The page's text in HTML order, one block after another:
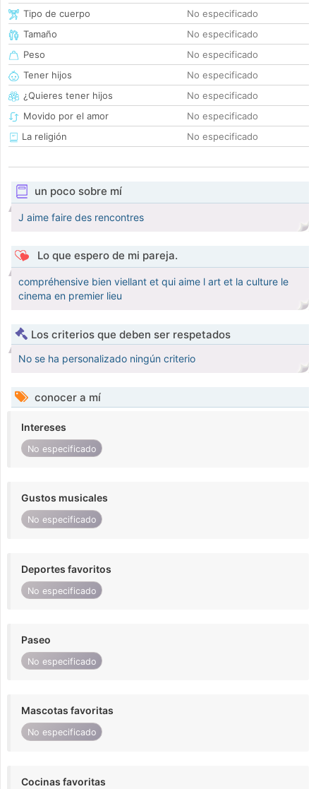
Tipo de cuerpo
No especificado
Tamaño
No especificado
Peso
No especificado
Tener hijos
No especificado
¿Quieres tener hijos
No especificado
Movido por el amor
No especificado
La religión
No especificado
un poco sobre mí
J aime faire des rencontres
Lo que espero de mi pareja.
compréhensive bien viellant et qui aime l art et la culture le
cinema en premier lieu
Los criterios que deben ser respetados
No se ha personalizado ningún criterio
conocer a mí
Intereses
No especificado
Gustos musicales
No especificado
Deportes favoritos
No especificado
Paseo
No especificado
Mascotas favoritas
No especificado
Cocinas favoritas